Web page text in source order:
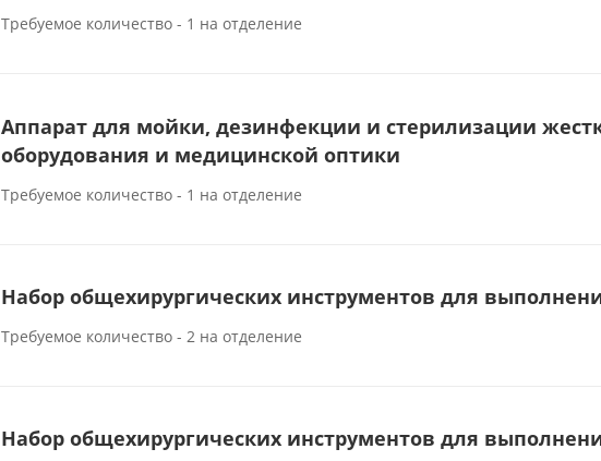
Требуемое количество - 1 на отделение
Аппарат для мойки, дезинфекции и стерилизации
оборудования и медицинской оптики
Требуемое количество - 1 на отделение
Набор общехирургических инструментов для
Требуемое количество - 2 на отделение
Набор общехирургических инструментов для